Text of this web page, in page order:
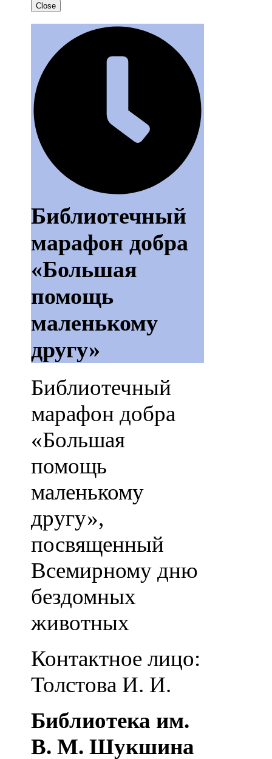
Close
Библиотечный
марафон добра
«Большая
помощь
маленькому
другу»
Библиотечный
марафон добра
«Большая
помощь
маленькому
другу»,
посвященный
Всемирному дню
бездомных
животных
Контактное лицо:
Толстова И. И.
Библиотека им.
В. М. Шукшина